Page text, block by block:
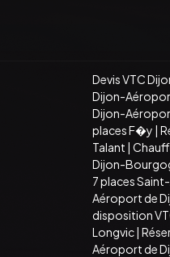
Devis VTC
Dijon-
Dijon-
places F�y |
Talant |
Dijon-
7 places
Aéroport de
disposition
Longvic|
Aéroport de